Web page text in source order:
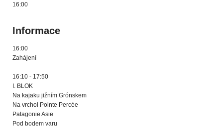
16:00
Informace
16:00
Zahájení
16:10 - 17:50
I. BLOK
Na kajaku jižním Grónskem
Na vrchol Pointe Percée
Patagonie Asie
Pod bodem varu